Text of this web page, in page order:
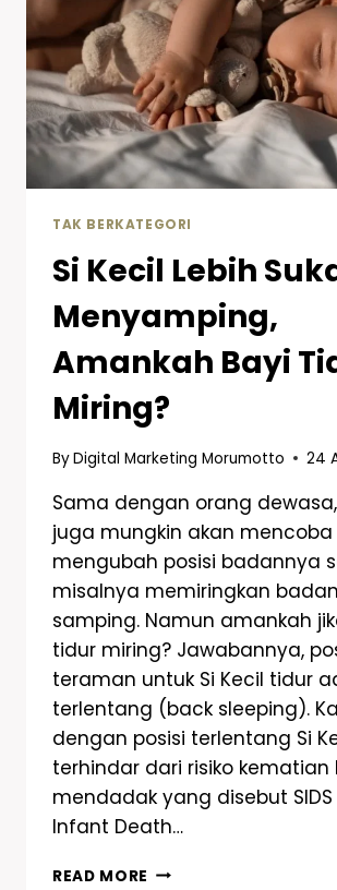
TAK BERKATEGORI
Si Kecil Lebih
Menyamping,
Amankah Bayi
Miring?
ByDigital Marketing Morumotto 24
Sama dengan orang dewasa,
juga mungkin akan mencoba
mengubah posisi badannya
misalnya memiringkan
samping. Namun amankah
tidur miring? Jawabannya,
teraman untuk Si Kecil tidur
terlentang (back sleeping).
dengan posisi terlentang Si
terhindar dari risiko kematian
mendadak yang disebut
Infant Death…
READ MORE